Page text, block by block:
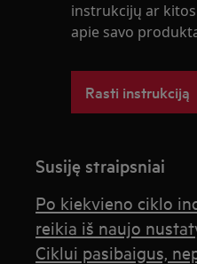
instrukcijų ar
apie savo
Rasti instrukciją
Susiję straipsniai
Po kiekvieno ciklo
reikia iš naujo
Ciklui pasibaigus,